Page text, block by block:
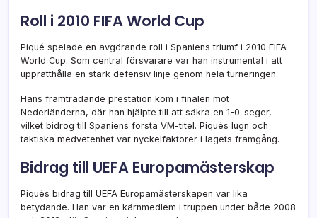
Roll i 2010 FIFA World Cup
Piqué spelade en avgörande roll i Spaniens triumf i 2010 FIFA
World Cup. Som central försvarare var han instrumental i att
upprätthålla en stark defensiv linje genom hela turneringen.
Hans framträdande prestation kom i finalen mot
Nederländerna, där han hjälpte till att säkra en 1-0-seger,
vilket bidrog till Spaniens första VM-titel. Piqués lugn och
taktiska medvetenhet var nyckelfaktorer i lagets framgång.
Bidrag till UEFA Europamästerskap
Piqués bidrag till UEFA Europamästerskapen var lika
betydande. Han var en kärnmedlem i truppen under både 2008